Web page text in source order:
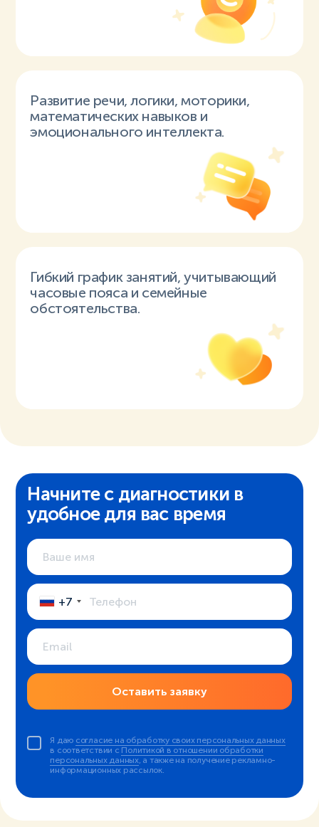
Развитие речи, логики, моторики,
математических навыков и
эмоционального интеллекта.
Гибкий график занятий, учитывающий
часовые пояса и семейные
обстоятельства.
Начните с диагностики в
удобное для вас время
+7
Оставить заявку
Я даю согласие на обработку своих персональных данных
в соответствии с Политикой в отношении обработки
персональных данных, а также на получение рекламно-
информационных рассылок.